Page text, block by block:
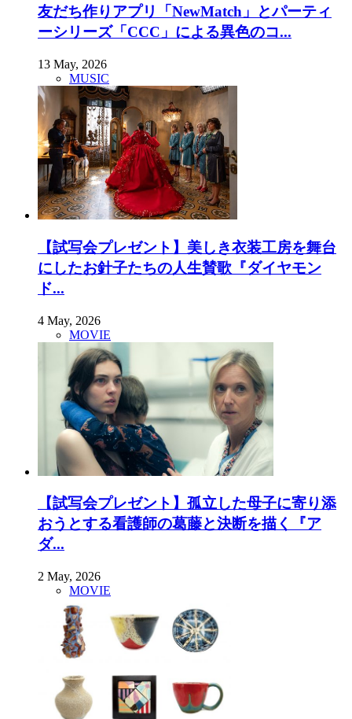
友だち作りアプリ「NewMatch」とパーティ
ーシリーズ「CCC」による異色のコ...
13 May, 2026
MUSIC
【試写会プレゼント】美しき衣装工房を舞台
にしたお針子たちの人生賛歌『ダイヤモン
ド...
4 May, 2026
MOVIE
【試写会プレゼント】孤立した母子に寄り添
おうとする看護師の葛藤と決断を描く『ア
ダ...
2 May, 2026
MOVIE